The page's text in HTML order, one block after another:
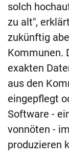
solch
zu alt",
zukünftig
Kommunen.
exakten
aus den
eingepflegt
Software -
vonnöten -
produzieren